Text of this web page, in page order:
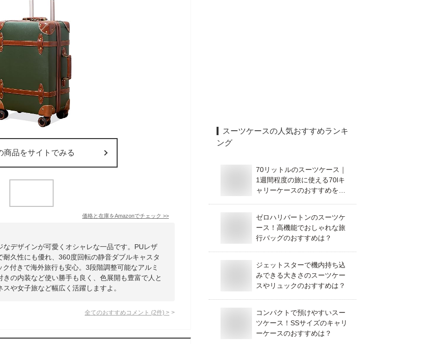
商品をサイトでみる
価格と在庫をAmazonでチェック >>
デザインが可愛くオシャレな一品です。PUレザ
久性にも優れ、360度回転の静音ダブルキャスタ
付きで海外旅行も安心。3段階調整可能なアルミ
の内装など使い勝手も良く、色展開も豊富で人と
や女子旅など幅広く活躍しますよ。
全てのおすすめコメント (2件) >
スーツケースの人気おすすめランキ
ング
70リットルのスーツケース｜
1週間程度の旅に使える70lキ
ャリーケースのおすすめを教
ゼロハリバートンのスーツケ
ース！高機能でおしゃれな旅
行バッグのおすすめは？
ジェットスターで機内持ち込
みできる大きさのスーツケー
スやリュックのおすすめは？
コンパクトで預けやすいスー
ツケース！SSサイズのキャリ
ーケースのおすすめは？